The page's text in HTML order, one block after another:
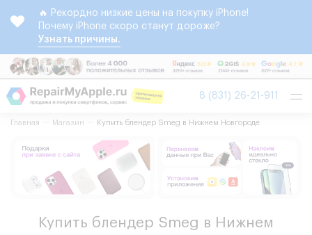
🔥 Рекордно низкие цены на покупку iPhone!
Почему iPhone скоро станут дороже?
Узнать причины.
8 (831) 26-21-911
Главная Магазин Купить блендер Smeg в Нижнем Новгороде
Купить блендер Smeg в Нижнем